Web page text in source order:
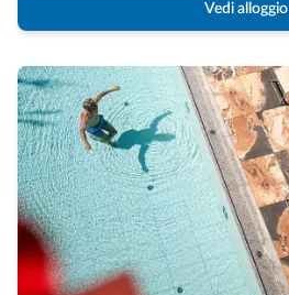
Vedi alloggio